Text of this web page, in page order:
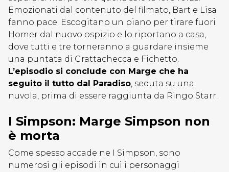
Emozionati dal contenuto del filmato, Bart e Lisa
fanno pace. Escogitano un piano per tirare fuori
Homer dal nuovo ospizio e lo riportano a casa,
dove tutti e tre torneranno a guardare insieme
una puntata di Grattachecca e Fichetto.
L’episodio si conclude con Marge che ha
seguito il tutto dal Paradiso, seduta su una
nuvola, prima di essere raggiunta da Ringo Starr.
I Simpson: Marge Simpson non
è morta
Come spesso accade ne I Simpson, sono
numerosi gli episodi in cui i personaggi